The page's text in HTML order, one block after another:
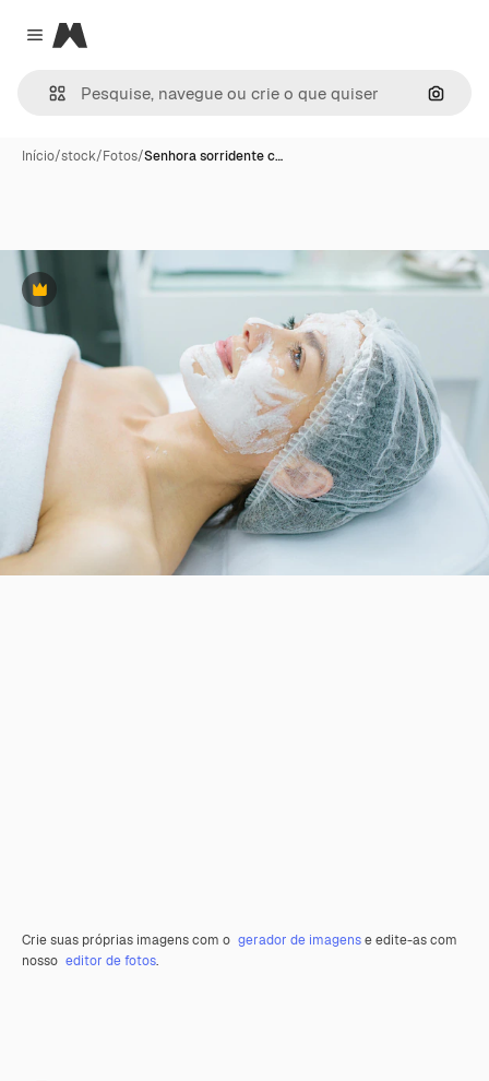
Close menu
Magnific
Início/stock/Fotos/Senhora sorridente c…
Premium
Crie suas próprias imagens com o gerador de imagense edite-as com
nosso editor de fotos.